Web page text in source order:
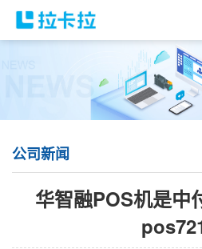
公司新闻
华智融POS机是中